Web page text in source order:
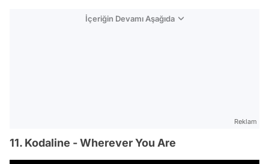
İçeriğin Devamı Aşağıda
Reklam
11. Kodaline - Wherever You Are